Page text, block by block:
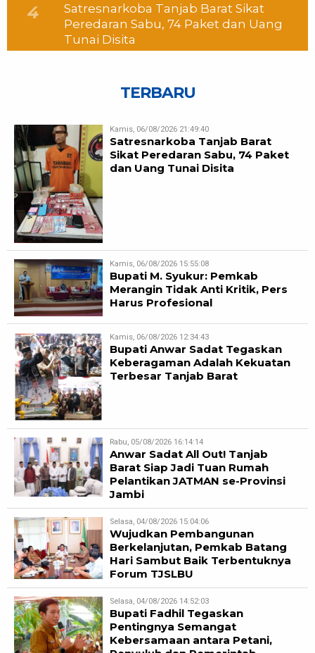
4
Satresnarkoba Tanjab Barat Sikat
Peredaran Sabu, 74 Paket dan Uang
Tunai Disita
TERBARU
Kamis, 06/08/2026 21:49:40
Satresnarkoba Tanjab Barat
Sikat Peredaran Sabu, 74 Paket
dan Uang Tunai Disita
Kamis, 06/08/2026 15:55:08
Bupati M. Syukur: Pemkab
Merangin Tidak Anti Kritik, Pers
Harus Profesional
Kamis, 06/08/2026 12:34:43
Bupati Anwar Sadat Tegaskan
Keberagaman Adalah Kekuatan
Terbesar Tanjab Barat
Rabu, 05/08/2026 16:14:14
Anwar Sadat All Out! Tanjab
Barat Siap Jadi Tuan Rumah
Pelantikan JATMAN se-Provinsi
Jambi
Selasa, 04/08/2026 15:04:06
Wujudkan Pembangunan
Berkelanjutan, Pemkab Batang
Hari Sambut Baik Terbentuknya
Forum TJSLBU
Selasa, 04/08/2026 14:52:03
Bupati Fadhil Tegaskan
Pentingnya Semangat
Kebersamaan antara Petani,